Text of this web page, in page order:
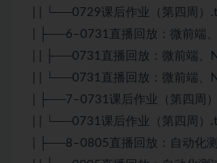
| | └──0729课后作业（第四周）
| ├──6–0731直播回放：微前端
| | ├──0731直播回放：微前端、
| | └──0731直播回放：微前端、
| ├──7–0731课后作业（第四周）
| | └──0731课后作业（第四周）
| ├──8–0805直播回放：自动化